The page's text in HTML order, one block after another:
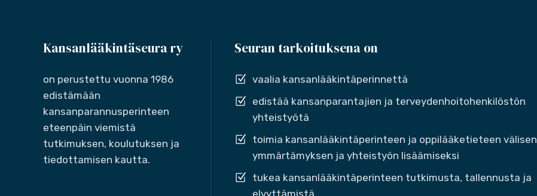
Kansanlääkintäseura ry
on perustettu vuonna 1986
edistämään
kansanparannusperinteen
eteenpäin viemistä
tutkimuksen, koulutuksen ja
tiedottamisen kautta.
Seuran tarkoituksena on
vaalia kansanlääkintäperinnettä
edistää kansanparantajien ja terveydenhoitohenkilöstön
yhteistyötä
toimia kansanlääkintäperinteen ja oppilääketieteen välisen
ymmärtämyksen ja yhteistyön lisäämiseksi
tukea kansanlääkintäperinteen tutkimusta, tallennusta ja